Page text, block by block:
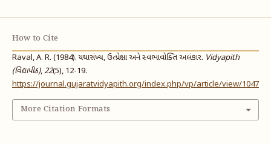
How to Cite
Raval, A. R. (1984). યથાસંખ્ય, ઉત્પ્રેક્ષા અને સ્વભાવોક્તિ અલંકાર. Vidyapith
(વિદ્યાપીઠ),22(5), 12-19.
https://journal.gujaratvidyapith.org/index.php/vp/article/view/1047
More Citation Formats